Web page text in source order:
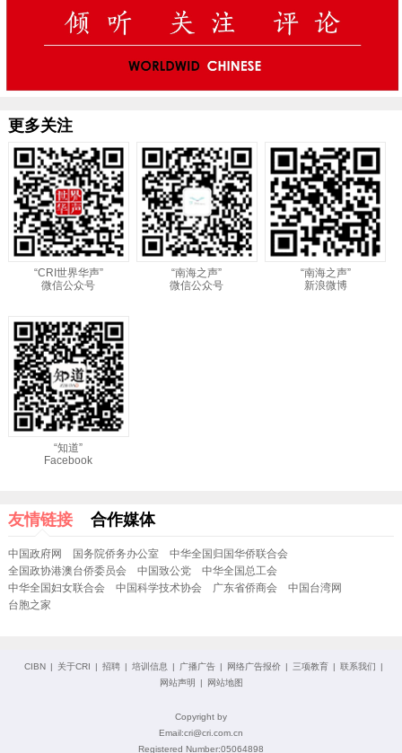
更多关注
“CRI世界华声”
微信公众号
“南海之声”
微信公众号
“南海之声”
新浪微博
“知道”
Facebook
友情链接 合作媒体
中国政府网 国务院侨务办公室
中华全国归国华侨联合会
全国政协港澳台侨委员会
中国致公党
中华全国总工会
中华全国妇女联合会
中国科学技术协会 广东省侨商会
中国台湾网
台胞之家
CIBN | 关于CRI | 招聘 | 培训信息 | 广播广告 | 网络广告报价 | 三项教育 | 联系我们
|
网站声明
| 网站地图
Copyright by
Email:cri@cri.com.cn
Registered Number:05064898